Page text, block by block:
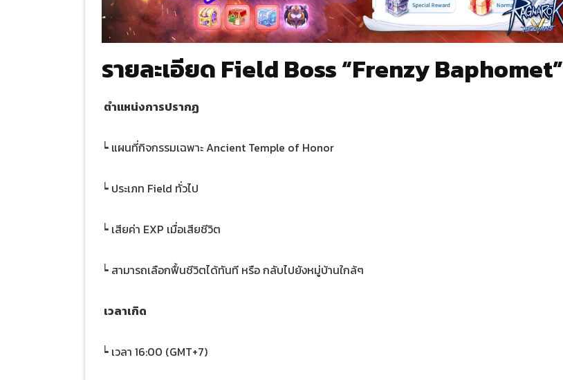
รายละเอียด Field Boss “Frenzy Baphomet”
ตำแหน่งการปรากฏ
┕ แผนที่กิจกรรมเฉพาะ Ancient Temple of Honor
┕ ประเภท Field ทั่วไป
┕ เสียค่า EXP เมื่อเสียชีวิต
┕ สามารถเลือกฟื้นชีวิตได้ทันที หรือ กลับไปยังหมู่บ้านใกล้ๆ
เวลาเกิด
┕ เวลา 16:00 (GMT+7)